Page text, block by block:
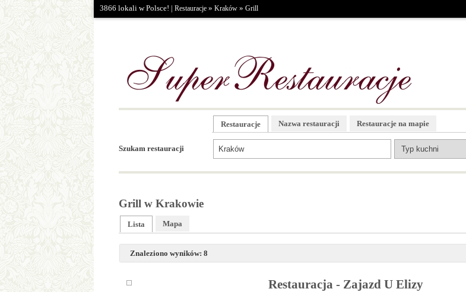
3866 lokali w Polsce! | Restauracje » Kraków » Grill
Szukam restauracji
Restauracje Nazwa restauracji Restauracje na mapie
Grill w Krakowie
Lista Mapa
Znaleziono wyników: 8
Restauracja - Zajazd U Elizy